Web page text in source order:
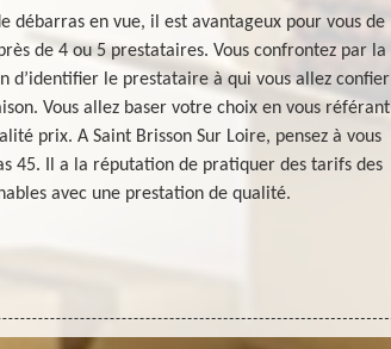
débarras en vue, il est avantageux pour vous de
de 4 ou 5 prestataires. Vous confrontez par la
d’identifier le prestataire à qui vous allez confier
Vous allez baser votre choix en vous référant
prix. A Saint Brisson Sur Loire, pensez à vous
45. Il a la réputation de pratiquer des tarifs des
avec une prestation de qualité.